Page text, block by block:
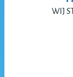
WIJ